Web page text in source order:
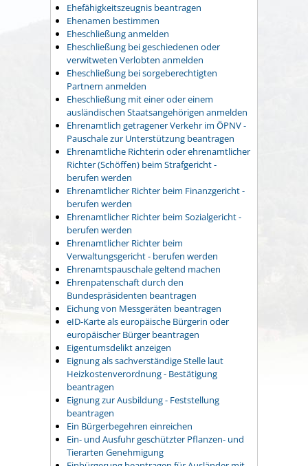
Ehefähigkeitszeugnis beantragen
Ehenamen bestimmen
Eheschließung anmelden
Eheschließung bei geschiedenen oder
verwitweten Verlobten anmelden
Eheschließung bei sorgeberechtigten
Partnern anmelden
Eheschließung mit einer oder einem
ausländischen Staatsangehörigen anmelden
Ehrenamtlich getragener Verkehr im ÖPNV -
Pauschale zur Unterstützung beantragen
Ehrenamtliche Richterin oder ehrenamtlicher
Richter (Schöffen) beim Strafgericht -
berufen werden
Ehrenamtlicher Richter beim Finanzgericht -
berufen werden
Ehrenamtlicher Richter beim Sozialgericht -
berufen werden
Ehrenamtlicher Richter beim
Verwaltungsgericht - berufen werden
Ehrenamtspauschale geltend machen
Ehrenpatenschaft durch den
Bundespräsidenten beantragen
Eichung von Messgeräten beantragen
eID-Karte als europäische Bürgerin oder
europäischer Bürger beantragen
Eigentumsdelikt anzeigen
Eignung als sachverständige Stelle laut
Heizkostenverordnung - Bestätigung
beantragen
Eignung zur Ausbildung - Feststellung
beantragen
Ein Bürgerbegehren einreichen
Ein- und Ausfuhr geschützter Pflanzen- und
Tierarten Genehmigung